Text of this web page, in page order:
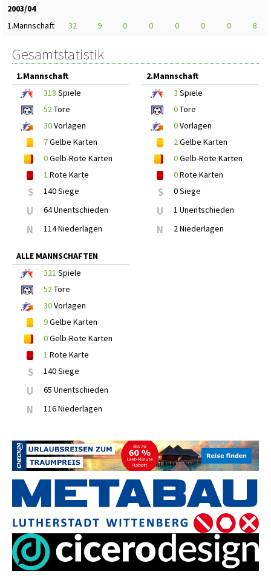
2003/04
1.Mannschaft
32 9 0 0 0 0 0 8
Gesamtstatistik
1.Mannschaft
318 Spiele
52Tore
30Vorlagen
7Gelbe Karten
0Gelb-Rote Karten
1 Rote Karte
S 140 Siege
U 64 Unentschieden
N 114 Niederlagen
2.Mannschaft
3 Spiele
0Tore
0Vorlagen
2Gelbe Karten
0Gelb-Rote Karten
0Rote Karten
S 0 Siege
U 1 Unentschieden
N 2 Niederlagen
ALLE MANNSCHAFTEN
321 Spiele
52Tore
30Vorlagen
9Gelbe Karten
0Gelb-Rote Karten
1 Rote Karte
S 140 Siege
U 65 Unentschieden
N 116 Niederlagen